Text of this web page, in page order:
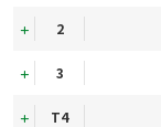
2
3
T4